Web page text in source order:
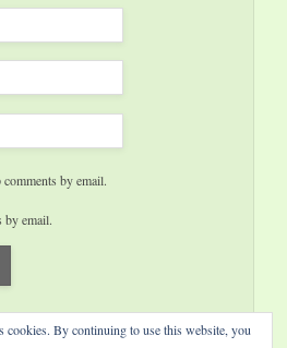
by email.
by email.
cookies. By continuing to use this website, you